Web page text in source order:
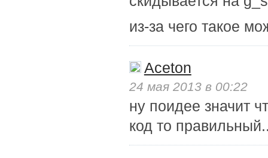
из-за чего такое
Aceton
24 мая 2013 в 00:22
ну поидее значит
код то